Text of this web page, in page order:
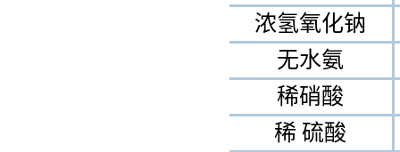
浓氢氧化钠
无水氨
稀硝酸
稀 硫酸